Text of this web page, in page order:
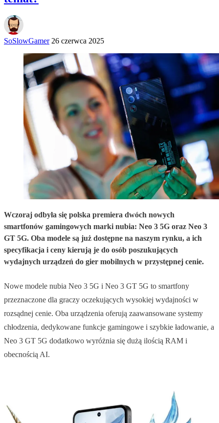
SoSlowGamer 26 czerwca 2025
Wczoraj odbyła się polska premiera dwóch nowych
smartfonów gamingowych marki nubia: Neo 3 5G oraz Neo 3
GT 5G. Oba modele są już dostępne na naszym rynku, a ich
specyfikacja i ceny kierują je do osób poszukujących
wydajnych urządzeń do gier mobilnych w przystępnej cenie.
Nowe modele nubia Neo 3 5G i Neo 3 GT 5G to smartfony
przeznaczone dla graczy oczekujących wysokiej wydajności w
rozsądnej cenie. Oba urządzenia oferują zaawansowane systemy
chłodzenia, dedykowane funkcje gamingowe i szybkie ładowanie, a
Neo 3 GT 5G dodatkowo wyróżnia się dużą ilością RAM i
obecnością AI.